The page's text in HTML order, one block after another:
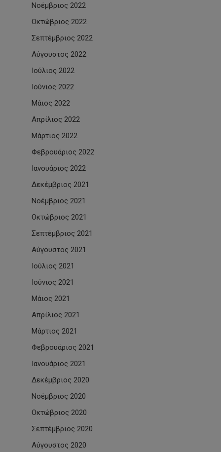
Νοέμβριος 2022
Οκτώβριος 2022
Σεπτέμβριος 2022
Αύγουστος 2022
Ιούλιος 2022
Ιούνιος 2022
Μάιος 2022
Απρίλιος 2022
Μάρτιος 2022
Φεβρουάριος 2022
Ιανουάριος 2022
Δεκέμβριος 2021
Νοέμβριος 2021
Οκτώβριος 2021
Σεπτέμβριος 2021
Αύγουστος 2021
Ιούλιος 2021
Ιούνιος 2021
Μάιος 2021
Απρίλιος 2021
Μάρτιος 2021
Φεβρουάριος 2021
Ιανουάριος 2021
Δεκέμβριος 2020
Νοέμβριος 2020
Οκτώβριος 2020
Σεπτέμβριος 2020
Αύγουστος 2020